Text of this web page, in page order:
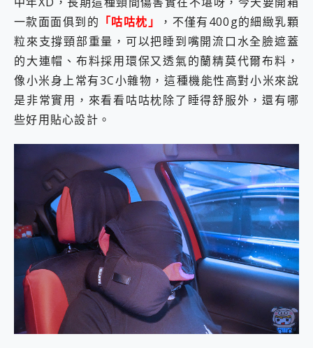
給 MSI Claw 系列電競掌機 最完美的家 MSI Nest Docking Station 掌機專屬擴充底座 開箱 評測
2億 APO蔡司長焦神機降臨~ vivo X200 Pro、vivo X200 就是這麼好拍
EaseUS Vocal Remover 免費線上去聲器一鍵去除人聲 人聲 音樂分離 2024 消除人聲推薦
3 個超值 MHN 飛人工具分享~~ iToolab AnyGo 魔物獵人 Now飛人 ios教學 不出門也可以到處走
Locawhere AnyTo 寶可夢飛人 AnyTo 不出門也可以飛遍全世界
小體積 40000mAh 超大容量 一次充5個設備 充好充滿 CUKTECH 酷態科 300W 微型充電站 開箱 評測
Xiaomi 14 Ultra 開箱 評測~ 有深度的 Leica 影像旗艦手機! 加碼小旗艦 Xiaomi 14 開箱 評測
vivo TWS 3e 真無線藍牙耳機智慧降噪升級、音質明亮溫潤，並支援雙設備連接~
MSI Claw 掌機專屬配件包 來囉 完美保護 MSI Claw A1M-026TW 電競掌機
人像旗艦 vivo V30 系列 開箱 評測! 首搭蔡司光學鏡頭、攝影棚級柔光環、拍攝功能最好玩的美拍神機 vivo V30 Pro
OPPO 哈蘇 300mm 專業增距鏡實測：Find X9 Ultra 光學長焦隨手拍，紀錄生活就是這麼簡單
Motorola edge 70 pro 及 moto g37 power上市，登錄在送飛利浦氣炸鍋
近八千元的 Soundcore Liberty 5 Pro Max，有螢幕的耳機會是智商稅嗎?
ASUS Pad 全面應援 Me Time，加碼愛奇藝黃金雙周卡體驗，專案價最低 NT$0 起
一款面面俱到的 「咕咕枕」
，不僅有400g的細緻乳顆
粒來支撐頸部重量，可以把睡到嘴開流口水全臉遮蓋
的大連帽、布料採用環保又透氣的蘭精莫代爾布料，
像小米身上常有3C小雜物，這種機能性高對小米來說
是非常實用，來看看咕咕枕除了睡得舒服外，還有哪
些好用貼心設計。